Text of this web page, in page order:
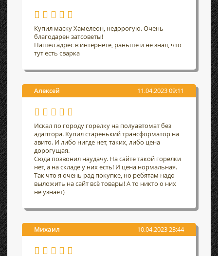
Купил маску Хамелеон, недорогую. Очень
благодарен затсоветы!
Нашел адрес в интернете, раньше и не знал, что
тут есть сварка
Алексей 11.04.2023 09:11
Искал по городу горелку на полуавтомат без
адаптора. Купил старенький трансформатор на
авито. И либо нигде нет, таких, либо цена
дорогущая.
Сюда позвонил наудачу. На сайте такой горелки
нет, а на складе у них есть! И цена нормальная.
Так что я очень рад покупке, но ребятам надо
выложить на сайт всё товары! А то никто о них
не узнает)
Михаил 10.04.2023 23:44